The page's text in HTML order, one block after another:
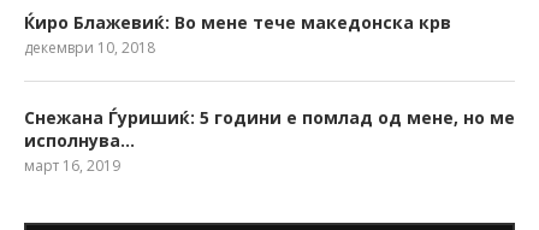
Ќиро Блажевиќ: Во мене тече македонска крв
декември 10, 2018
Снежана Ѓуришиќ: 5 години е помлад од мене, но ме
исполнува…
март 16, 2019